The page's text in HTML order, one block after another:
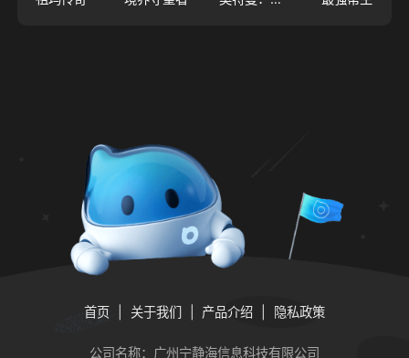
首页 关于我们 产品介绍 隐私政策
公司名称：广州宁静海信息科技有限公司